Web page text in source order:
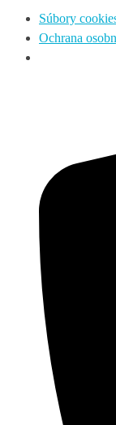
Súbory
Ochrana